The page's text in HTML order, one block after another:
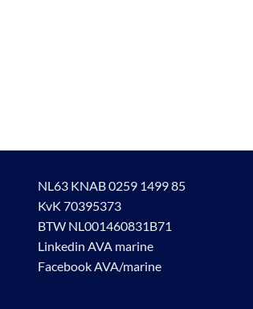
NL63 KNAB 0259 1499 85
KvK 70395373
BTW NL001460831B71
Linkedin AVA marine
Facebook AVA/marine